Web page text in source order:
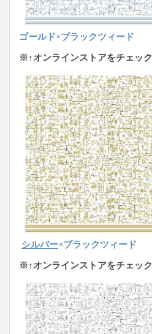
ゴールド×ブラックツィード
※↑オンラインストアをチェック
シルバー×ブラックツィード
※↑オンラインストアをチェック